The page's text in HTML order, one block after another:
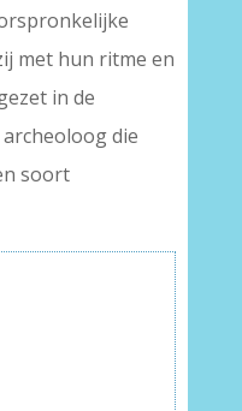
met hun ritme en
in de
die
soort